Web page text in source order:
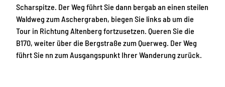
Scharspitze. Der Weg führt Sie dann bergab an einen steilen
Waldweg zum Aschergraben, biegen Sie links ab um die
Tour in Richtung Altenberg fortzusetzen. Queren Sie die
B170, weiter über die Bergstraße zum Querweg. Der Weg
führt Sie nn zum Ausgangspunkt Ihrer Wanderung zurück.